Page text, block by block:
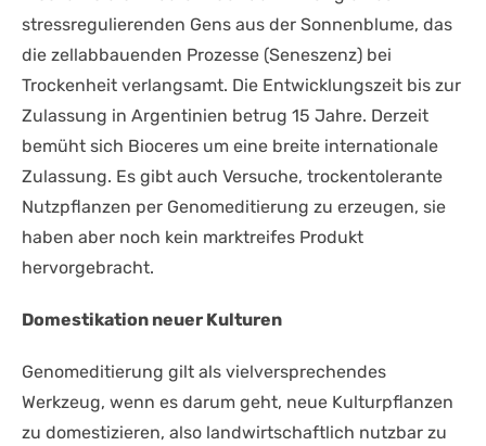
stressregulierenden Gens aus der Sonnenblume, das
die zellabbauenden Prozesse (Seneszenz) bei
Trockenheit verlangsamt. Die Entwicklungszeit bis zur
Zulassung in Argentinien betrug 15 Jahre. Derzeit
bemüht sich Bioceres um eine breite internationale
Zulassung. Es gibt auch Versuche, trockentolerante
Nutzpflanzen per Genomeditierung zu erzeugen, sie
haben aber noch kein marktreifes Produkt
hervorgebracht.
Domestikation neuer Kulturen
Genomeditierung gilt als vielversprechendes
Werkzeug, wenn es darum geht, neue Kulturpflanzen
zu domestizieren, also landwirtschaftlich nutzbar zu